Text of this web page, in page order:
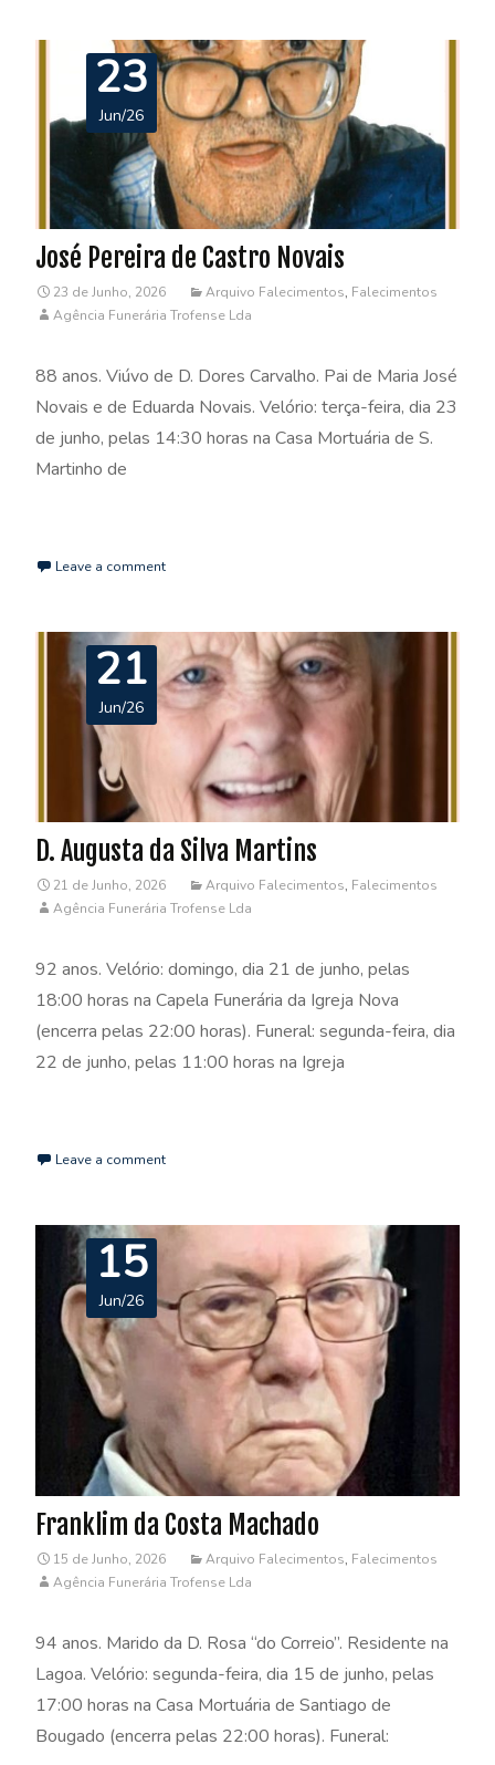
23
Jun/26
José Pereira de Castro Novais
23 de Junho, 2026 Arquivo Falecimentos, Falecimentos
Agência Funerária Trofense Lda
88 anos. Viúvo de D. Dores Carvalho. Pai de Maria José
Novais e de Eduarda Novais. Velório: terça-feira, dia 23
de junho, pelas 14:30 horas na Casa Mortuária de S.
Martinho de
Leave a comment
21
Jun/26
D. Augusta da Silva Martins
21 de Junho, 2026 Arquivo Falecimentos, Falecimentos
Agência Funerária Trofense Lda
92 anos. Velório: domingo, dia 21 de junho, pelas
18:00 horas na Capela Funerária da Igreja Nova
(encerra pelas 22:00 horas). Funeral: segunda-feira, dia
22 de junho, pelas 11:00 horas na Igreja
Leave a comment
15
Jun/26
Franklim da Costa Machado
15 de Junho, 2026 Arquivo Falecimentos, Falecimentos
Agência Funerária Trofense Lda
94 anos. Marido da D. Rosa “do Correio”. Residente na
Lagoa. Velório: segunda-feira, dia 15 de junho, pelas
17:00 horas na Casa Mortuária de Santiago de
Bougado (encerra pelas 22:00 horas). Funeral: